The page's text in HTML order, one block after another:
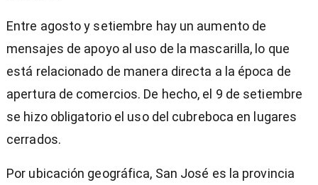
Entre agosto y setiembre hay un aumento de
mensajes de apoyo al uso de la mascarilla, lo que
está relacionado de manera directa a la época de
apertura de comercios. De hecho, el 9 de setiembre
se hizo obligatorio el uso del cubreboca en lugares
cerrados.
Por ubicación geográfica, San José es la provincia